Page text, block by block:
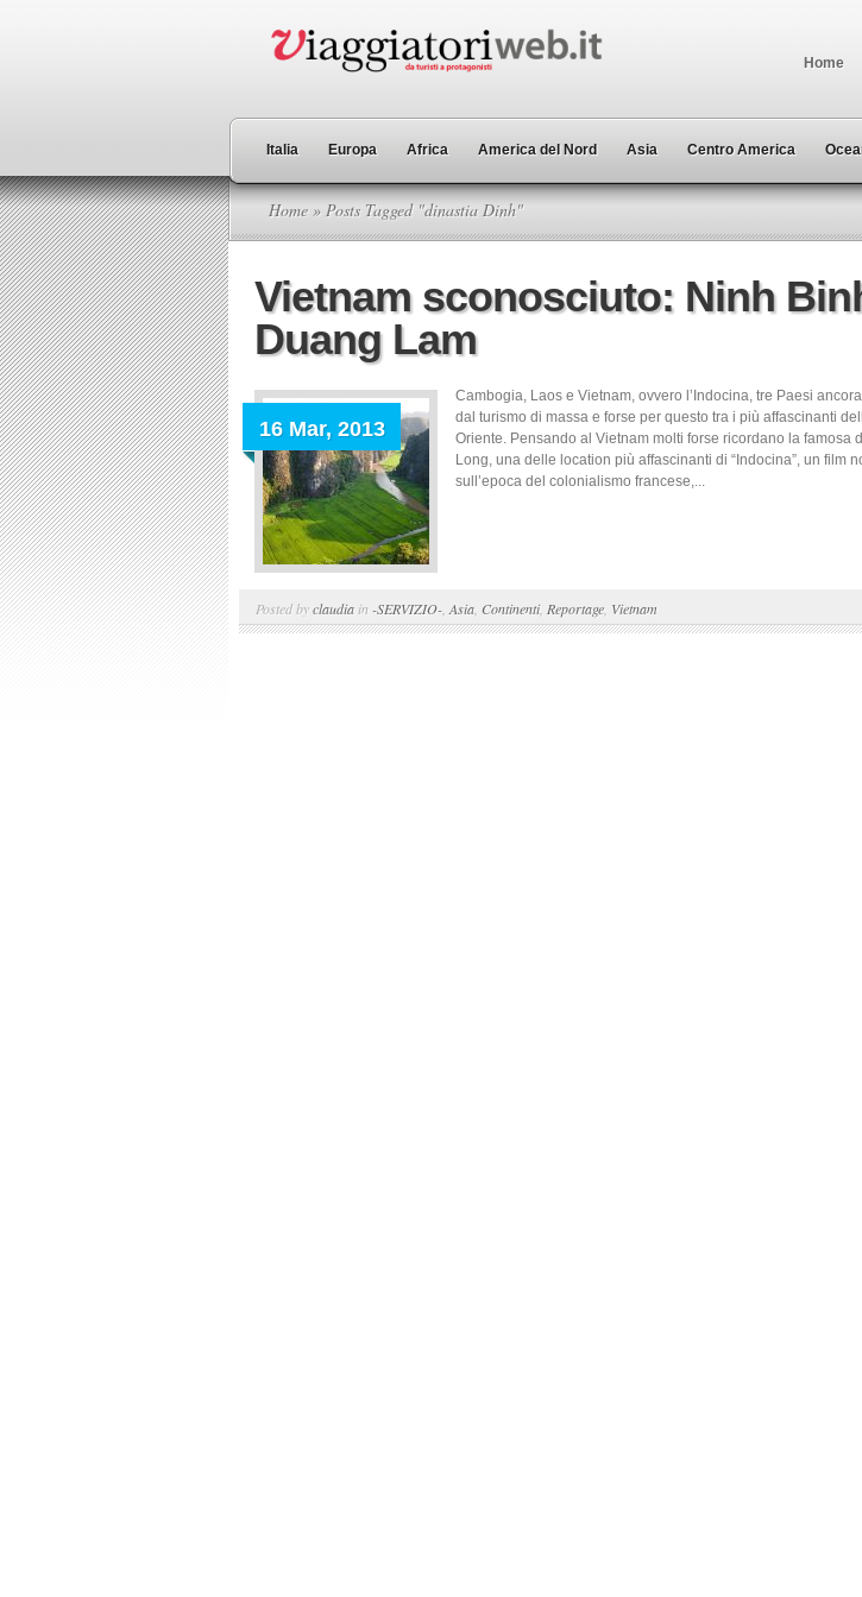
Home
Italia Europa Africa America del Nord Asia Centro America
Home » Posts Tagged "dinastia Dinh"
Vietnam sconosciuto: Ninh
Duang Lam
16 Mar, 2013
Cambogia, Laos e Vietnam, ovvero l’Indocina, tre Paesi
dal turismo di massa e forse per questo tra i più affascinanti
Oriente. Pensando al Vietnam molti forse ricordano la famosa
Long, una delle location più affascinanti di “Indocina”, un film
sull’epoca del colonialismo francese,...
Posted byclaudia in -SERVIZIO- Asia Continenti, Reportage Vietnam